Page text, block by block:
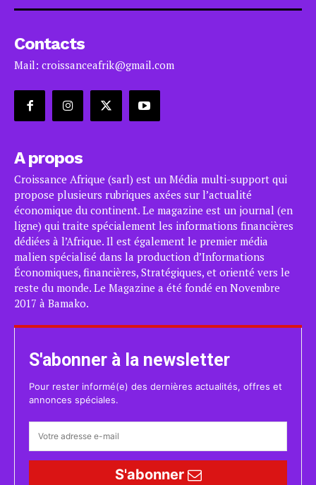
Contacts
Mail: croissanceafrik@gmail.com
A propos
Croissance Afrique (sarl) est un Média multi-support qui
propose plusieurs rubriques axées sur l’actualité
économique du continent. Le magazine est un journal (en
ligne) qui traite spécialement les informations financières
dédiées à l’Afrique. Il est également le premier média
malien spécialisé dans la production d’Informations
Économiques, financières, Stratégiques, et orienté vers le
reste du monde. Le Magazine a été fondé en Novembre
2017 à Bamako.
S'abonner à la newsletter
Pour rester informé(e) des dernières actualités, offres et
annonces spéciales.
S'abonner